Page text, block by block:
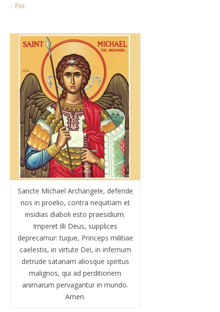
- Foi
Sancte Michael Archangele, defende
nos in proelio, contra nequitiam et
insidias diaboli esto praesidium.
Imperet illi Deus, supplices
deprecamur: tuque, Princeps militiae
caelestis, in virtute Dei, in infernum
detrude satanam aliosque spiritus
malignos, qui ad perditionem
animarum pervagantur in mundo.
Amen.